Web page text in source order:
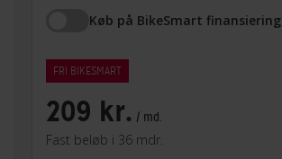
Køb på BikeSmart finansiering
FRI BIKESMART
209 kr. / md.
Fast beløb i 36 mdr.